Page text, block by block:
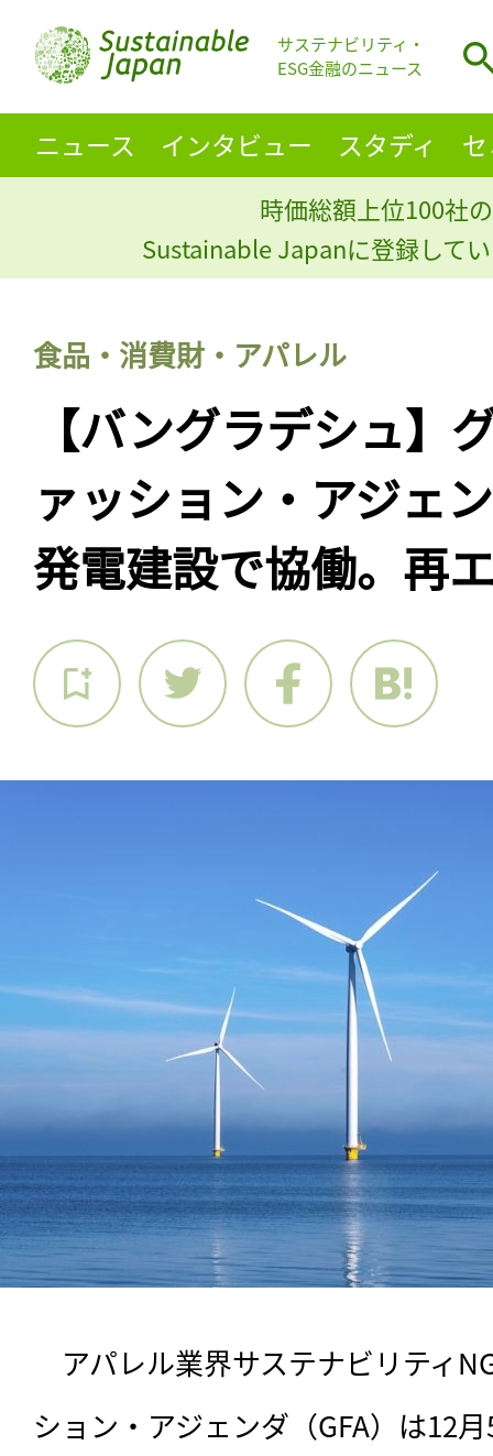
サステナビリティ・
ESG金融のニュース
ニュース インタビュー スタディ
時価総額上位100社
Sustainable Japanに登録して
食品・消費財・アパレル
【バングラデシュ】
ァッション・アジェ
発電建設で協働。再
アパレル業界サステナビリティ
ション・アジェンダ（GFA）は12